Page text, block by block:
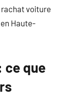
rachat voiture
Haute-
ce que